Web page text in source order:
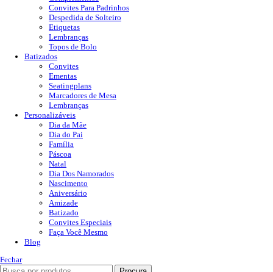
Convites Para Padrinhos
Despedida de Solteiro
Etiquetas
Lembranças
Topos de Bolo
Batizados
Convites
Ementas
Seatingplans
Marcadores de Mesa
Lembranças
Personalizáveis
Dia da Mãe
Dia do Pai
Família
Páscoa
Natal
Dia Dos Namorados
Nascimento
Aniversário
Amizade
Batizado
Convites Especiais
Faça Você Mesmo
Blog
Fechar